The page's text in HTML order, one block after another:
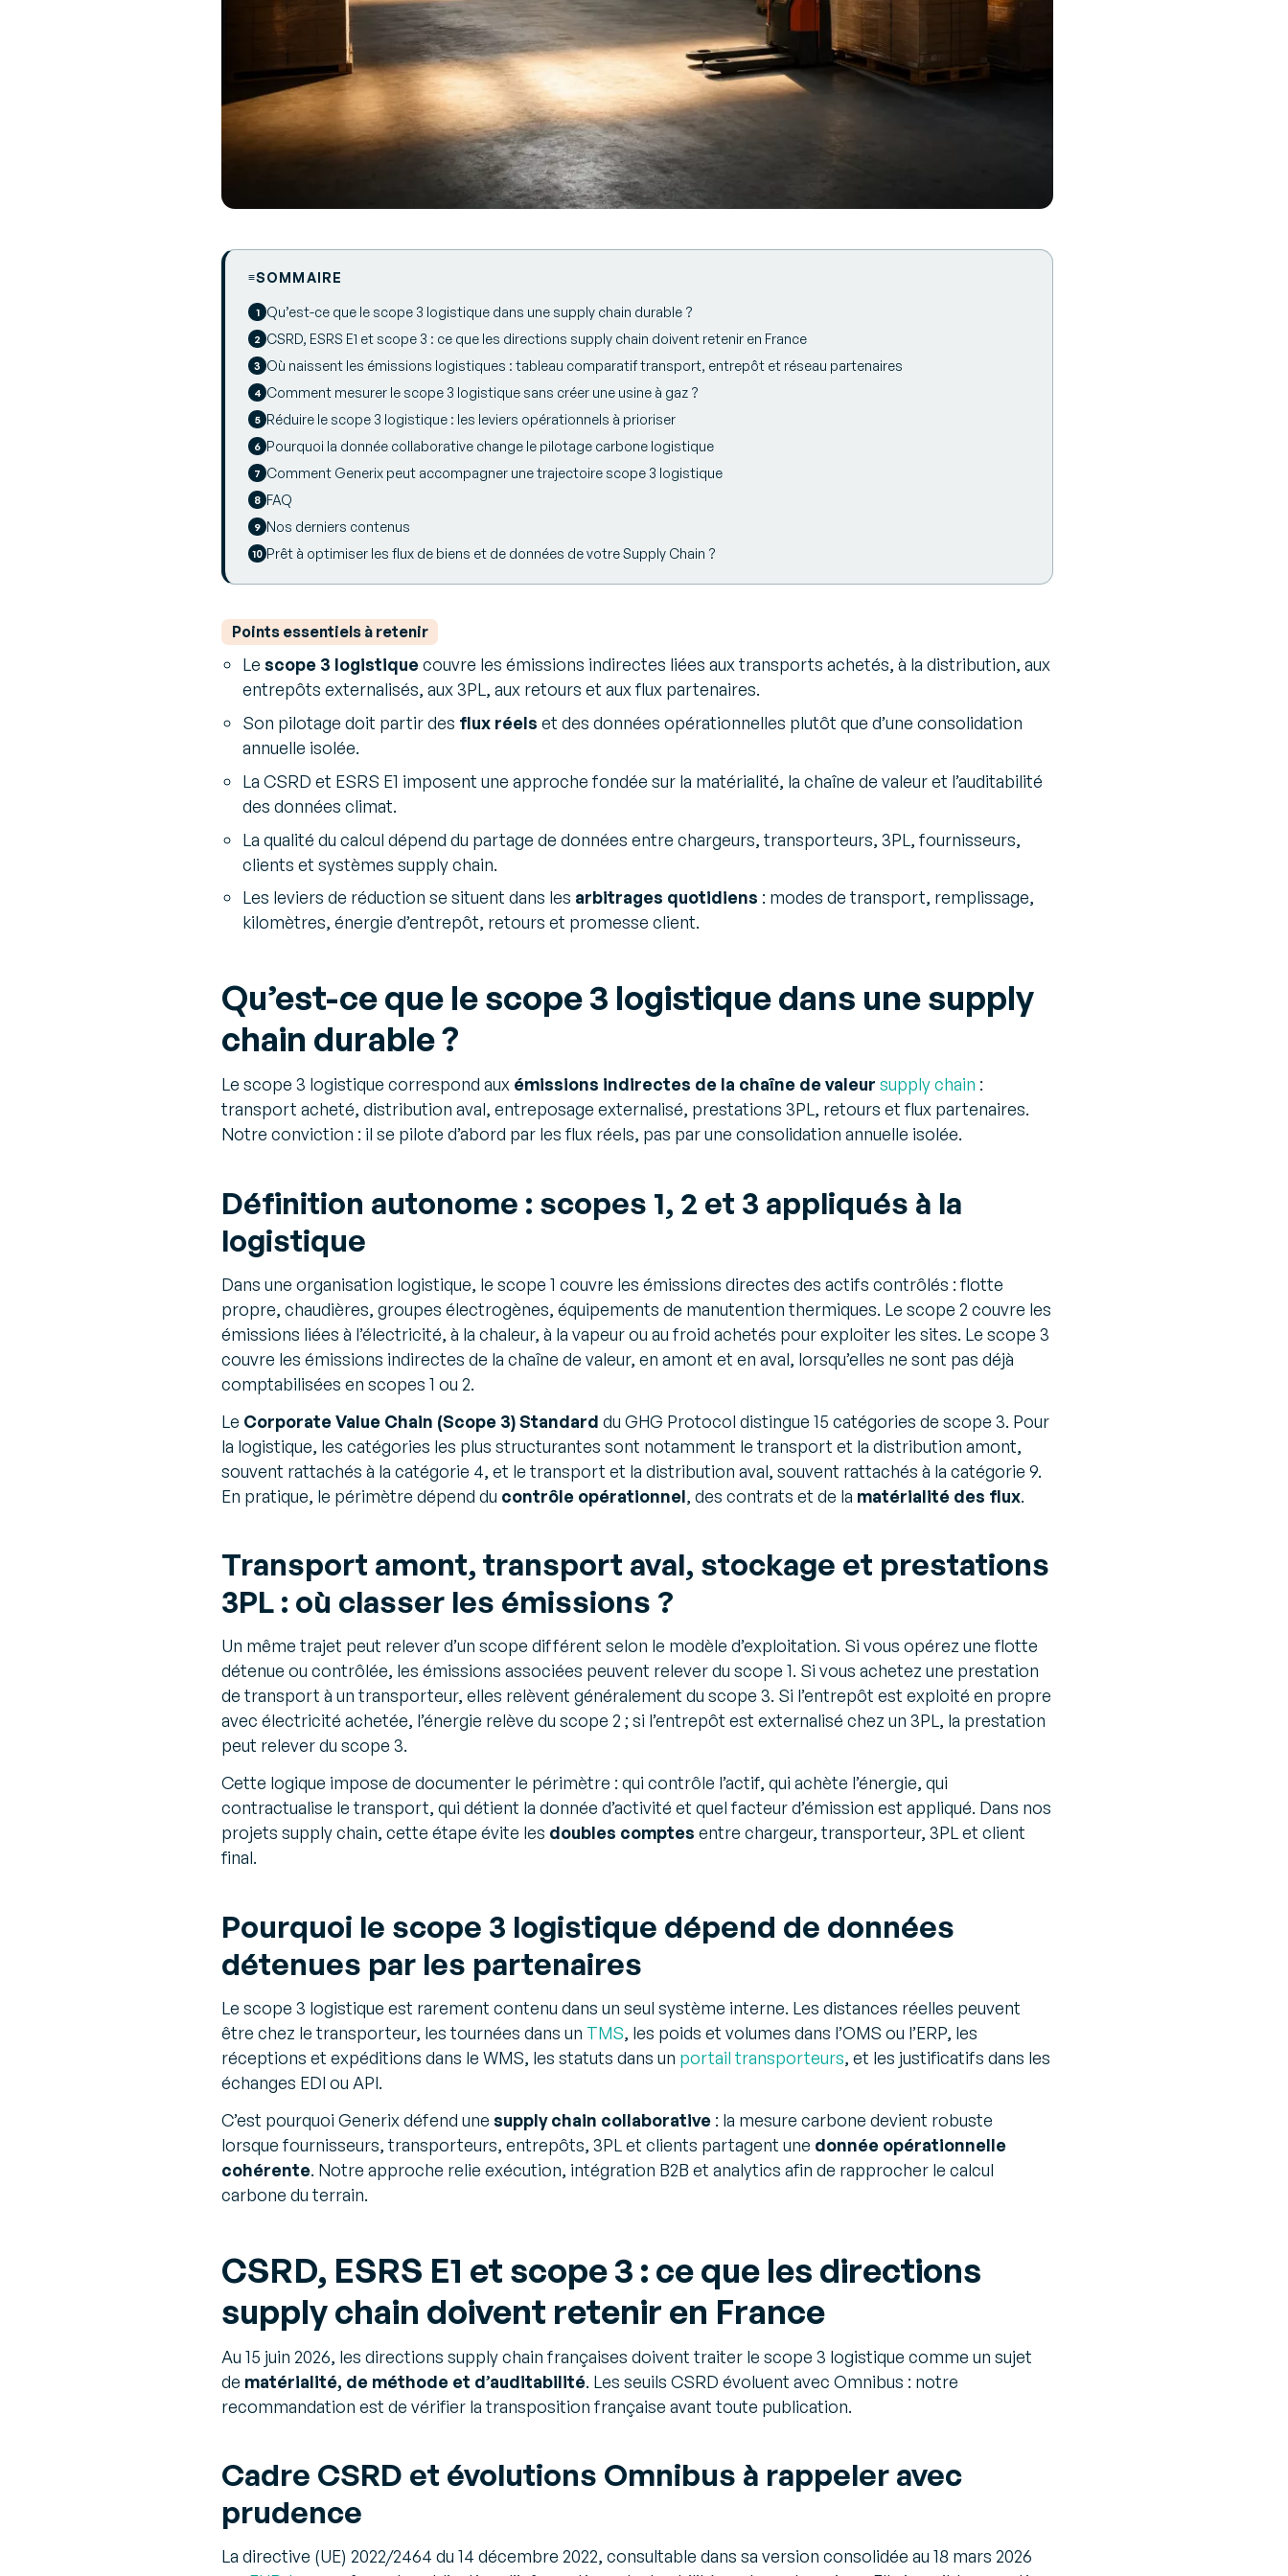
SOMMAIRE
Qu’est-ce que le scope 3 logistique dans une supply chain durable ?
CSRD, ESRS E1 et scope 3 : ce que les directions supply chain doivent retenir en France
Où naissent les émissions logistiques : tableau comparatif transport, entrepôt et réseau partenaires
Comment mesurer le scope 3 logistique sans créer une usine à gaz ?
Réduire le scope 3 logistique : les leviers opérationnels à prioriser
Pourquoi la donnée collaborative change le pilotage carbone logistique
Comment Generix peut accompagner une trajectoire scope 3 logistique
FAQ
Nos derniers contenus
Prêt à optimiser les flux de biens et de données de votre Supply Chain ?
Points essentiels à retenir
Le scope 3 logistiquecouvre les émissions indirectes liées aux transports achetés, à la distribution, aux
entrepôts externalisés, aux 3PL, aux retours et aux flux partenaires.
Son pilotage doit partir des flux réels et des données opérationnelles plutôt que d’une consolidation
annuelle isolée.
La CSRD et ESRS E1 imposent une approche fondée sur la matérialité, la chaîne de valeur et l’auditabilité
des données climat.
La qualité du calcul dépend du partage de données entre chargeurs, transporteurs, 3PL, fournisseurs,
clients et systèmes supply chain.
Les leviers de réduction se situent dans les arbitrages quotidiens : modes de transport, remplissage,
kilomètres, énergie d’entrepôt, retours et promesse client.
Qu’est-ce que le scope 3 logistique dans une supply
chain durable ?
Le scope 3 logistique correspond aux émissions indirectes de la chaîne de valeur supply chain :
transport acheté, distribution aval, entreposage externalisé, prestations 3PL, retours et flux partenaires.
Notre conviction : il se pilote d’abord par les flux réels, pas par une consolidation annuelle isolée.
Définition autonome : scopes 1, 2 et 3 appliqués à la
logistique
Dans une organisation logistique, le scope 1 couvre les émissions directes des actifs contrôlés : flotte
propre, chaudières, groupes électrogènes, équipements de manutention thermiques. Le scope 2 couvre les
émissions liées à l’électricité, à la chaleur, à la vapeur ou au froid achetés pour exploiter les sites. Le scope 3
couvre les émissions indirectes de la chaîne de valeur, en amont et en aval, lorsqu’elles ne sont pas déjà
comptabilisées en scopes 1 ou 2.
Le Corporate Value Chain (Scope 3) Standard du GHG Protocol distingue 15 catégories de scope 3. Pour
la logistique, les catégories les plus structurantes sont notamment le transport et la distribution amont,
souvent rattachés à la catégorie 4, et le transport et la distribution aval, souvent rattachés à la catégorie 9.
En pratique, le périmètre dépend du contrôle opérationnel, des contrats et de la matérialité des flux.
Transport amont, transport aval, stockage et prestations
3PL : où classer les émissions ?
Un même trajet peut relever d’un scope différent selon le modèle d’exploitation. Si vous opérez une flotte
détenue ou contrôlée, les émissions associées peuvent relever du scope 1. Si vous achetez une prestation
de transport à un transporteur, elles relèvent généralement du scope 3. Si l’entrepôt est exploité en propre
avec électricité achetée, l’énergie relève du scope 2 ; si l’entrepôt est externalisé chez un 3PL, la prestation
peut relever du scope 3.
Cette logique impose de documenter le périmètre : qui contrôle l’actif, qui achète l’énergie, qui
contractualise le transport, qui détient la donnée d’activité et quel facteur d’émission est appliqué. Dans nos
projets supply chain, cette étape évite les doubles comptes entre chargeur, transporteur, 3PL et client
final.
Pourquoi le scope 3 logistique dépend de données
détenues par les partenaires
Le scope 3 logistique est rarement contenu dans un seul système interne. Les distances réelles peuvent
être chez le transporteur, les tournées dans un TMS, les poids et volumes dans l’OMS ou l’ERP, les
réceptions et expéditions dans le WMS, les statuts dans un portail transporteurs, et les justificatifs dans les
échanges EDI ou API.
C’est pourquoi Generix défend une supply chain collaborative : la mesure carbone devient robuste
lorsque fournisseurs, transporteurs, entrepôts, 3PL et clients partagent une donnée opérationnelle
cohérente. Notre approche relie exécution, intégration B2B et analytics afin de rapprocher le calcul
carbone du terrain.
CSRD, ESRS E1 et scope 3 : ce que les directions
supply chain doivent retenir en France
Au 15 juin 2026, les directions supply chain françaises doivent traiter le scope 3 logistique comme un sujet
de matérialité, de méthode et d’auditabilité. Les seuils CSRD évoluent avec Omnibus : notre
recommandation est de vérifier la transposition française avant toute publication.
Cadre CSRD et évolutions Omnibus à rappeler avec
prudence
La directive (UE) 2022/2464 du 14 décembre 2022, consultable dans sa version consolidée au 18 mars 2026